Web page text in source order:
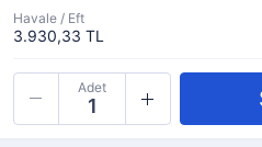
Havale / Eft
3.930,33 TL
Adet